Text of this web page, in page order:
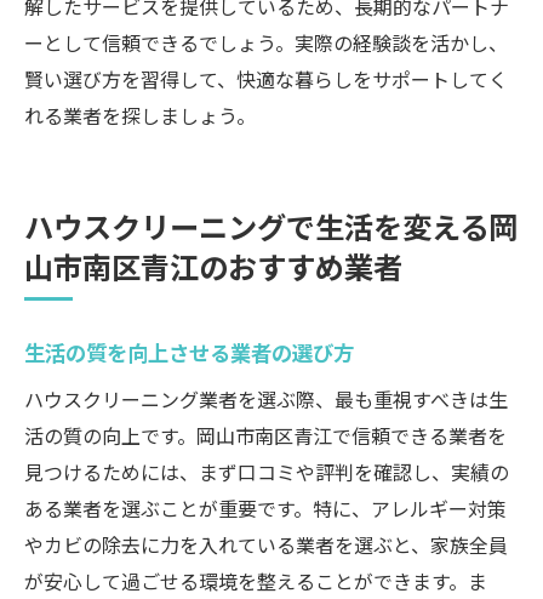
解したサービスを提供しているため、長期的なパートナ
ーとして信頼できるでしょう。実際の経験談を活かし、
賢い選び方を習得して、快適な暮らしをサポートしてく
れる業者を探しましょう。
ハウスクリーニングで生活を変える岡
山市南区青江のおすすめ業者
生活の質を向上させる業者の選び方
ハウスクリーニング業者を選ぶ際、最も重視すべきは生
活の質の向上です。岡山市南区青江で信頼できる業者を
見つけるためには、まず口コミや評判を確認し、実績の
ある業者を選ぶことが重要です。特に、アレルギー対策
やカビの除去に力を入れている業者を選ぶと、家族全員
が安心して過ごせる環境を整えることができます。ま